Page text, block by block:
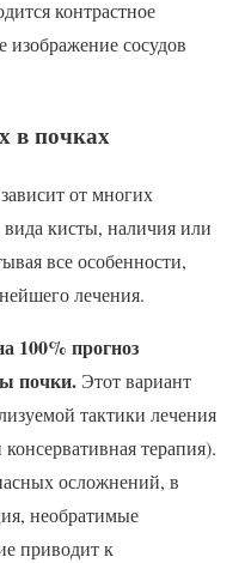
контрастное
изображение сосудов
в почках
от многих
вида кисты, наличия или
все особенности,
лечения.
100% прогноз
почки. Этот вариант
тактики лечения
терапия).
осложнений, в
необратимые
приводит к